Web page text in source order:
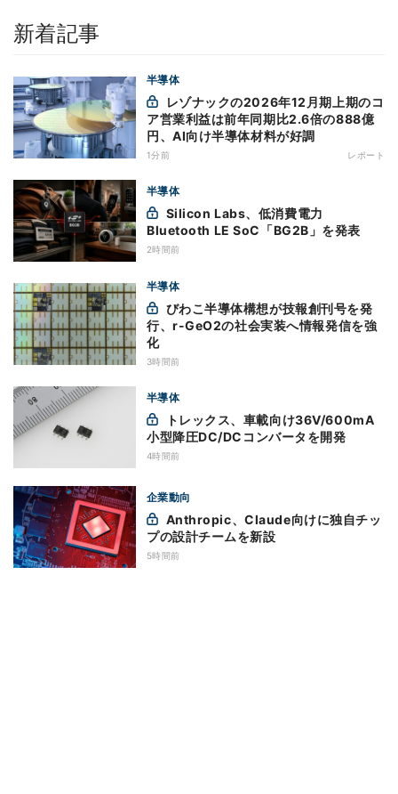
新着記事
半導体
ア営業利益は前年同期比2.6倍の888億
円、AI向け半導体材料が好調
1分前 レポート
半導体
Bluetooth LE SoC「BG2B」を発表
2時間前
半導体
行、r-GeO2の社会実装へ情報発信を強
化
3時間前
半導体
小型降圧DC/DCコンバータを開発
4時間前
企業動向
プの設計チームを新設
5時間前